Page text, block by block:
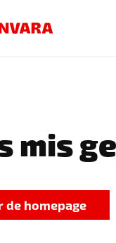
mis
de homepage